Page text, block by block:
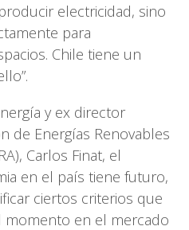
electricidad, sino
para
Chile tiene un
y ex director
de Energías Renovables
Carlos Finat, el
en el país tiene futuro,
ciertos criterios que
momento en el mercado